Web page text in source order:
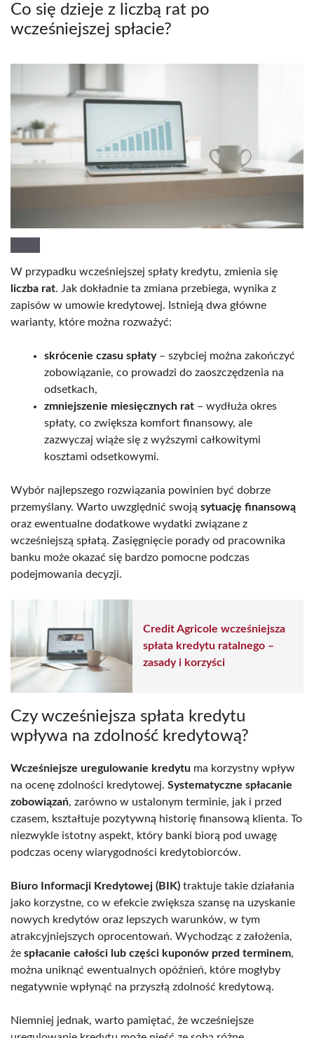
Co się dzieje z liczbą rat po
wcześniejszej spłacie?
W przypadku wcześniejszej spłaty kredytu, zmienia się
liczba rat. Jak dokładnie ta zmiana przebiega, wynika z
zapisów w umowie kredytowej. Istnieją dwa główne
warianty, które można rozważyć:
skrócenie czasu spłaty– szybciej można zakończyć
zobowiązanie, co prowadzi do zaoszczędzenia na
odsetkach,
zmniejszenie miesięcznych rat – wydłuża okres
spłaty, co zwiększa komfort finansowy, ale
zazwyczaj wiąże się z wyższymi całkowitymi
kosztami odsetkowymi.
Wybór najlepszego rozwiązania powinien być dobrze
przemyślany. Warto uwzględnić swoją sytuację finansową
oraz ewentualne dodatkowe wydatki związane z
wcześniejszą spłatą. Zasięgnięcie porady od pracownika
banku może okazać się bardzo pomocne podczas
podejmowania decyzji.
Credit Agricole wcześniejsza
spłata kredytu ratalnego –
zasady i korzyści
Czy wcześniejsza spłata kredytu
wpływa na zdolność kredytową?
Wcześniejsze uregulowanie kredytu ma korzystny wpływ
na ocenę zdolności kredytowej. Systematyczne spłacanie
zobowiązań, zarówno w ustalonym terminie, jak i przed
czasem, kształtuje pozytywną historię finansową klienta. To
niezwykle istotny aspekt, który banki biorą pod uwagę
podczas oceny wiarygodności kredytobiorców.
Biuro Informacji Kredytowej (BIK) traktuje takie działania
jako korzystne, co w efekcie zwiększa szansę na uzyskanie
nowych kredytów oraz lepszych warunków, w tym
atrakcyjniejszych oprocentowań. Wychodząc z założenia,
że spłacanie całości lub części kuponów przed terminem,
można uniknąć ewentualnych opóźnień, które mogłyby
negatywnie wpłynąć na przyszłą zdolność kredytową.
Niemniej jednak, warto pamiętać, że wcześniejsze